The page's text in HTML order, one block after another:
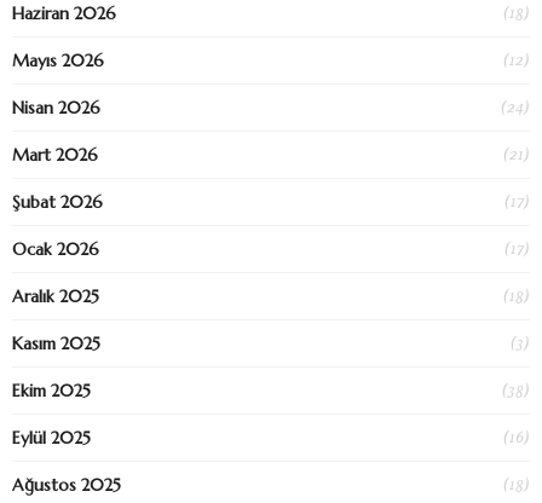
Haziran 2026 (18)
Mayıs 2026 (12)
Nisan 2026 (24)
Mart 2026 (21)
Şubat 2026 (17)
Ocak 2026 (17)
Aralık 2025 (18)
Kasım 2025 (3)
Ekim 2025 (38)
Eylül 2025 (16)
Ağustos 2025 (18)